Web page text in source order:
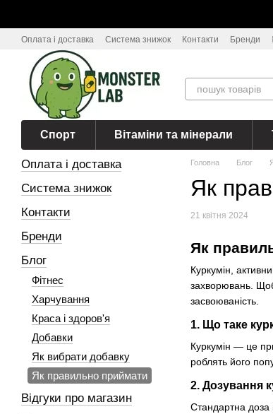
Оплата і доставка Система знижок Контакти Бренди
Спорт Вітаміни та мінерали
Головна Блог
Як
21 квітня 2024
Як
Куркумін,
захворювань.
засвоюваність.
1. Що таке
Куркумін — це
роблять його
2. Дозування
Стандартна доза
Оплата і доставка
Система знижок
Контакти
Бренди
Блог
Фітнес
Харчування
Краса і здоров'я
Добавки
Як вибрати добавку
Як правильно приймати
Відгуки про магазин